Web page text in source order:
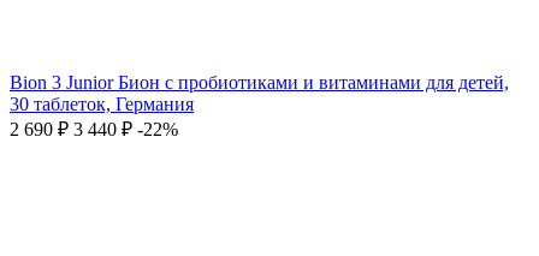
Bion 3 Junior Бион с пробиотиками и витаминами для детей,
30 таблеток, Германия
2 690 ₽ 3 440 ₽ -22%